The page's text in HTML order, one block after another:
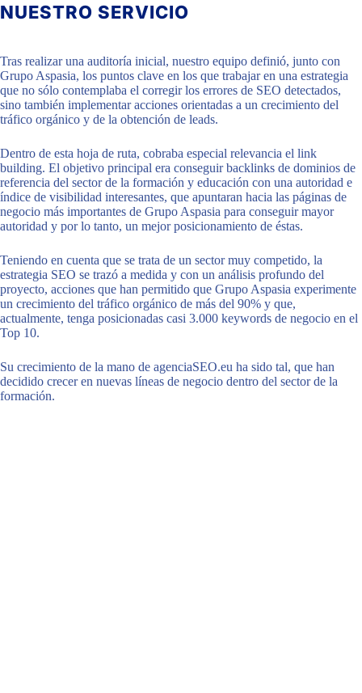
NUESTRO SERVICIO
Tras realizar una auditoría inicial, nuestro equipo definió, junto con
Grupo Aspasia, los puntos clave en los que trabajar en una estrategia
que no sólo contemplaba el corregir los errores de SEO detectados,
sino también implementar acciones orientadas a un crecimiento del
tráfico orgánico y de la obtención de leads.
Dentro de esta hoja de ruta, cobraba especial relevancia el link
building. El objetivo principal era conseguir backlinks de dominios de
referencia del sector de la formación y educación con una autoridad e
índice de visibilidad interesantes, que apuntaran hacia las páginas de
negocio más importantes de Grupo Aspasia para conseguir mayor
autoridad y por lo tanto, un mejor posicionamiento de éstas.
Teniendo en cuenta que se trata de un sector muy competido, la
estrategia SEO se trazó a medida y con un análisis profundo del
proyecto, acciones que han permitido que Grupo Aspasia experimente
un crecimiento del tráfico orgánico de más del 90% y que,
actualmente, tenga posicionadas casi 3.000 keywords de negocio en el
Top 10.
Su crecimiento de la mano de agenciaSEO.eu ha sido tal, que han
decidido crecer en nuevas líneas de negocio dentro del sector de la
formación.